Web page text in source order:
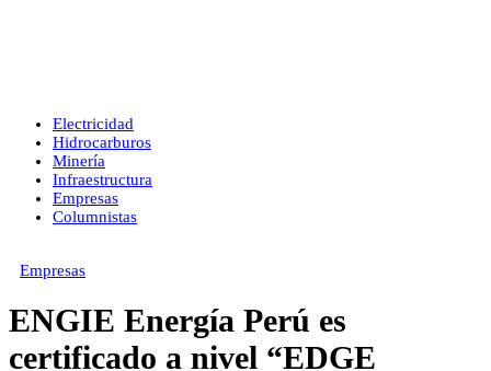
Electricidad
Hidrocarburos
Minería
Infraestructura
Empresas
Columnistas
Empresas
ENGIE Energía Perú es
certificado a nivel “EDGE